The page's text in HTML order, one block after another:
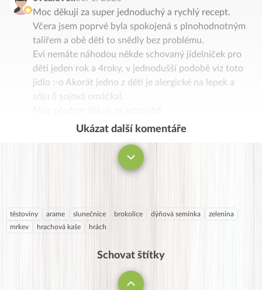
Moc děkuji za super jednoduchý a rychlý recept.
Včera jsem poprvé byla spokojená s plnohodnotným
talířem a obě děti to snědly bez problému.
Evi nemáte náhodou někde schovaný jídelníček pro
děti jeden rok a 4roky, v jednodušší podobě viz toto
jídlo :-o Akorát jedno z dětí je alergické na lepek a
sóju (i sojová omáčka).
Ukázat další komentáře
těstoviny arame slunečnice brokolice dýňová semínka
zelenina
mrkev
hrachová kaše hrách
Schovat štítky